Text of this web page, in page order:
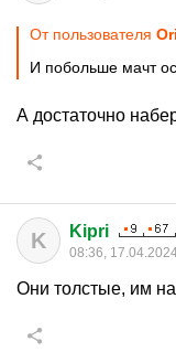
От пользователя
И побольше мачт
А достаточно
K Kipri
08:36,
Они толстые, им